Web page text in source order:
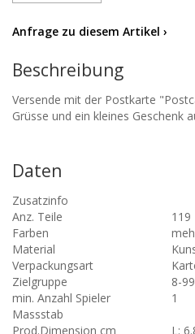
Anfrage zu diesem Artikel ›
Beschreibung
Versende mit der Postkarte
Grüsse und ein kleines Geschenk
Daten
Zusatzinfo
Anz. Teile
119
Farben
Material
Verpackungsart
Zielgruppe
8-
min. Anzahl Spieler
1
Massstab
Prod.Dimension cm
L: